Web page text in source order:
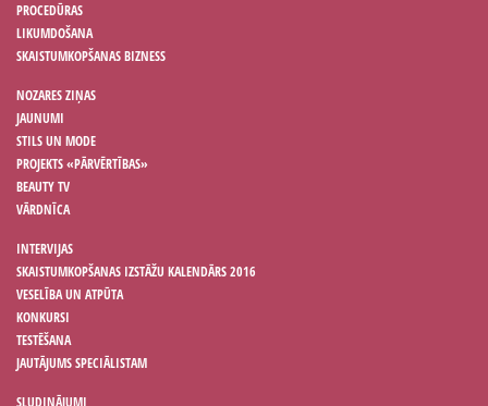
PROCEDŪRAS
LIKUMDOŠANA
SKAISTUMKOPŠANAS BIZNESS
NOZARES ZIŅAS
JAUNUMI
STILS UN MODE
PROJEKTS «PĀRVĒRTĪBAS»
BEAUTY TV
VĀRDNĪCA
INTERVIJAS
SKAISTUMKOPŠANAS IZSTĀŽU KALENDĀRS 2016
VESELĪBA UN ATPŪTA
KONKURSI
TESTĒŠANA
JAUTĀJUMS SPECIĀLISTAM
SLUDINĀJUMI